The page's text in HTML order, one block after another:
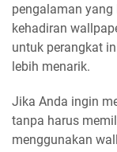
pengalaman
kehadiran
untuk perangkat
lebih menarik.
Jika Anda ingin
tanpa harus
menggunakan